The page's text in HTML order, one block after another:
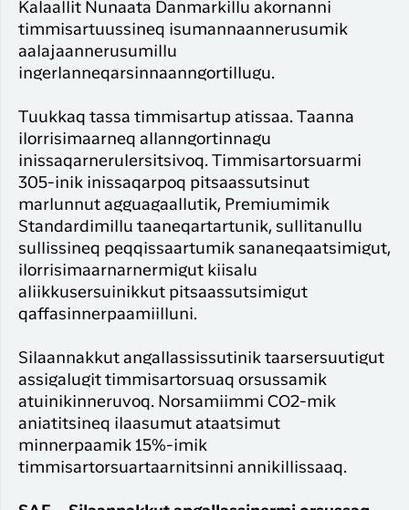
Kalaallit Nunaata Danmarkillu akornanni
timmisartuussineq isumannaannerusumik
aalajaannerusumillu
ingerlanneqarsinnaanngortillugu.
Tuukkaq tassa timmisartup atissaa. Taanna
ilorrisimaarneq allanngortinnagu
inissaqarnerulersitsivoq. Timmisartorsuarmi
305-inik inissaqarpoq pitsaassutsinut
marlunnut agguagaallutik, Premiumimik
Standardimillu taaneqartartunik, sullitanullu
sullissineq peqqissaartumik sananeqaatsimigut,
ilorrisimaarnarnermigut kiisalu
aliikkusersuinikkut pitsaassutsimigut
qaffasinnerpaamiilluni.
Silaannakkut angallassissutinik taarsersuutigut
assigalugit timmisartorsuaq orsussamik
atuinikinneruvoq. Norsamiimmi CO2-mik
aniatitsineq ilaasumut ataatsimut
minnerpaamik 15%-imik
timmisartorsuartaarnitsinni annikillissaaq.